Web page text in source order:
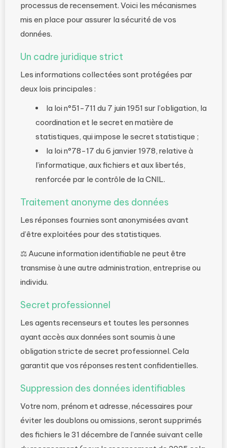
processus de recensement. Voici les mécanismes
mis en place pour assurer la sécurité de vos
données.
Un cadre juridique strict
Les informations collectées sont protégées par
deux lois principales :
la loi n°51-711 du 7 juin 1951 sur l’obligation, la
coordination et le secret en matière de
statistiques, qui impose le secret statistique ;
la loi n°78-17 du 6 janvier 1978, relative à
l’informatique, aux fichiers et aux libertés,
renforcée par le contrôle de la CNIL.
Traitement anonyme des données
Les réponses fournies sont anonymisées avant
d’être exploitées pour des statistiques.
⚖️ Aucune information identifiable ne peut être
transmise à une autre administration, entreprise ou
individu.
Secret professionnel
Les agents recenseurs et toutes les personnes
ayant accès aux données sont soumis à une
obligation stricte de secret professionnel. Cela
garantit que vos réponses restent confidentielles.
Suppression des données identifiables
Votre nom, prénom et adresse, nécessaires pour
éviter les doublons ou omissions, seront supprimés
des fichiers le 31 décembre de l’année suivant celle